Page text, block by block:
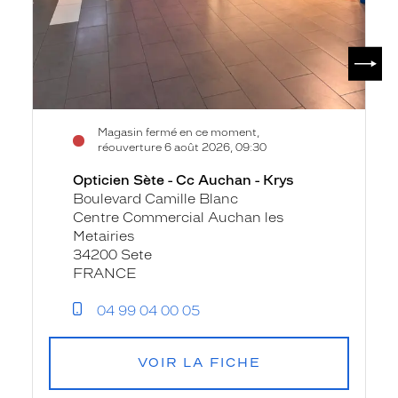
Magasin fermé en ce moment,
réouverture 6 août 2026, 09:30
Opticien Sète - Cc Auchan - Krys
Boulevard Camille Blanc
Centre Commercial Auchan les
Metairies
34200 Sete
FRANCE
04 99 04 00 05
VOIR LA FICHE